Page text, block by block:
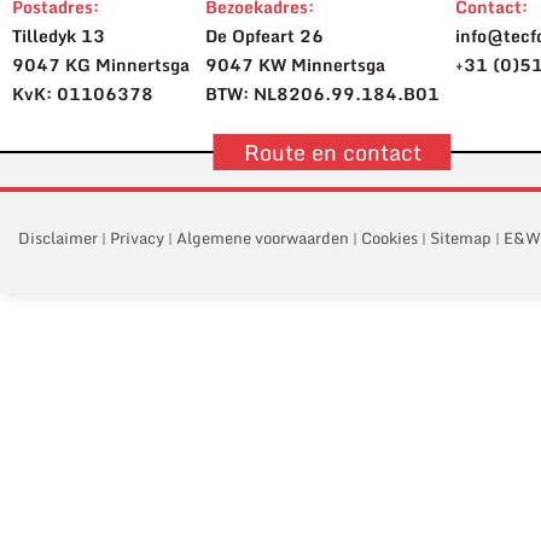
Postadres:
Tilledyk 13
9047 KG Minnertsga
KvK: 01106378
Bezoekadres:
De Opfeart 26
9047 KW Minnertsga
BTW: NL8206.99.184.B01
Contact:
+31
Route en contact
Disclaimer | Privacy | Algemene voorwaarden | Cookies | Sitemap | E&W